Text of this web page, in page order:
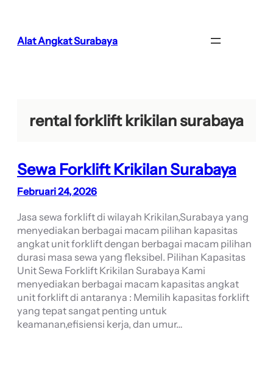
konten
Alat Angkat Surabaya
rental forklift krikilan surabaya
Sewa Forklift Krikilan Surabaya
Februari 24, 2026
Jasa sewa forklift di wilayah Krikilan,Surabaya yang
menyediakan berbagai macam pilihan kapasitas
angkat unit forklift dengan berbagai macam pilihan
durasi masa sewa yang fleksibel. Pilihan Kapasitas
Unit Sewa Forklift Krikilan Surabaya Kami
menyediakan berbagai macam kapasitas angkat
unit forklift di antaranya : Memilih kapasitas forklift
yang tepat sangat penting untuk
keamanan,efisiensi kerja, dan umur…